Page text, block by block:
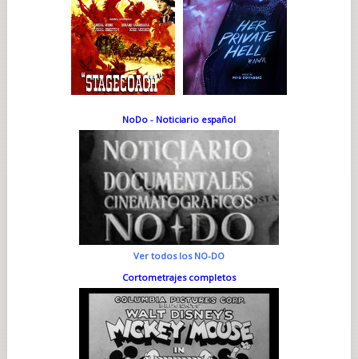
NoDo - Noticiario español
Ver todos los NO-DO
Cortometrajes completos